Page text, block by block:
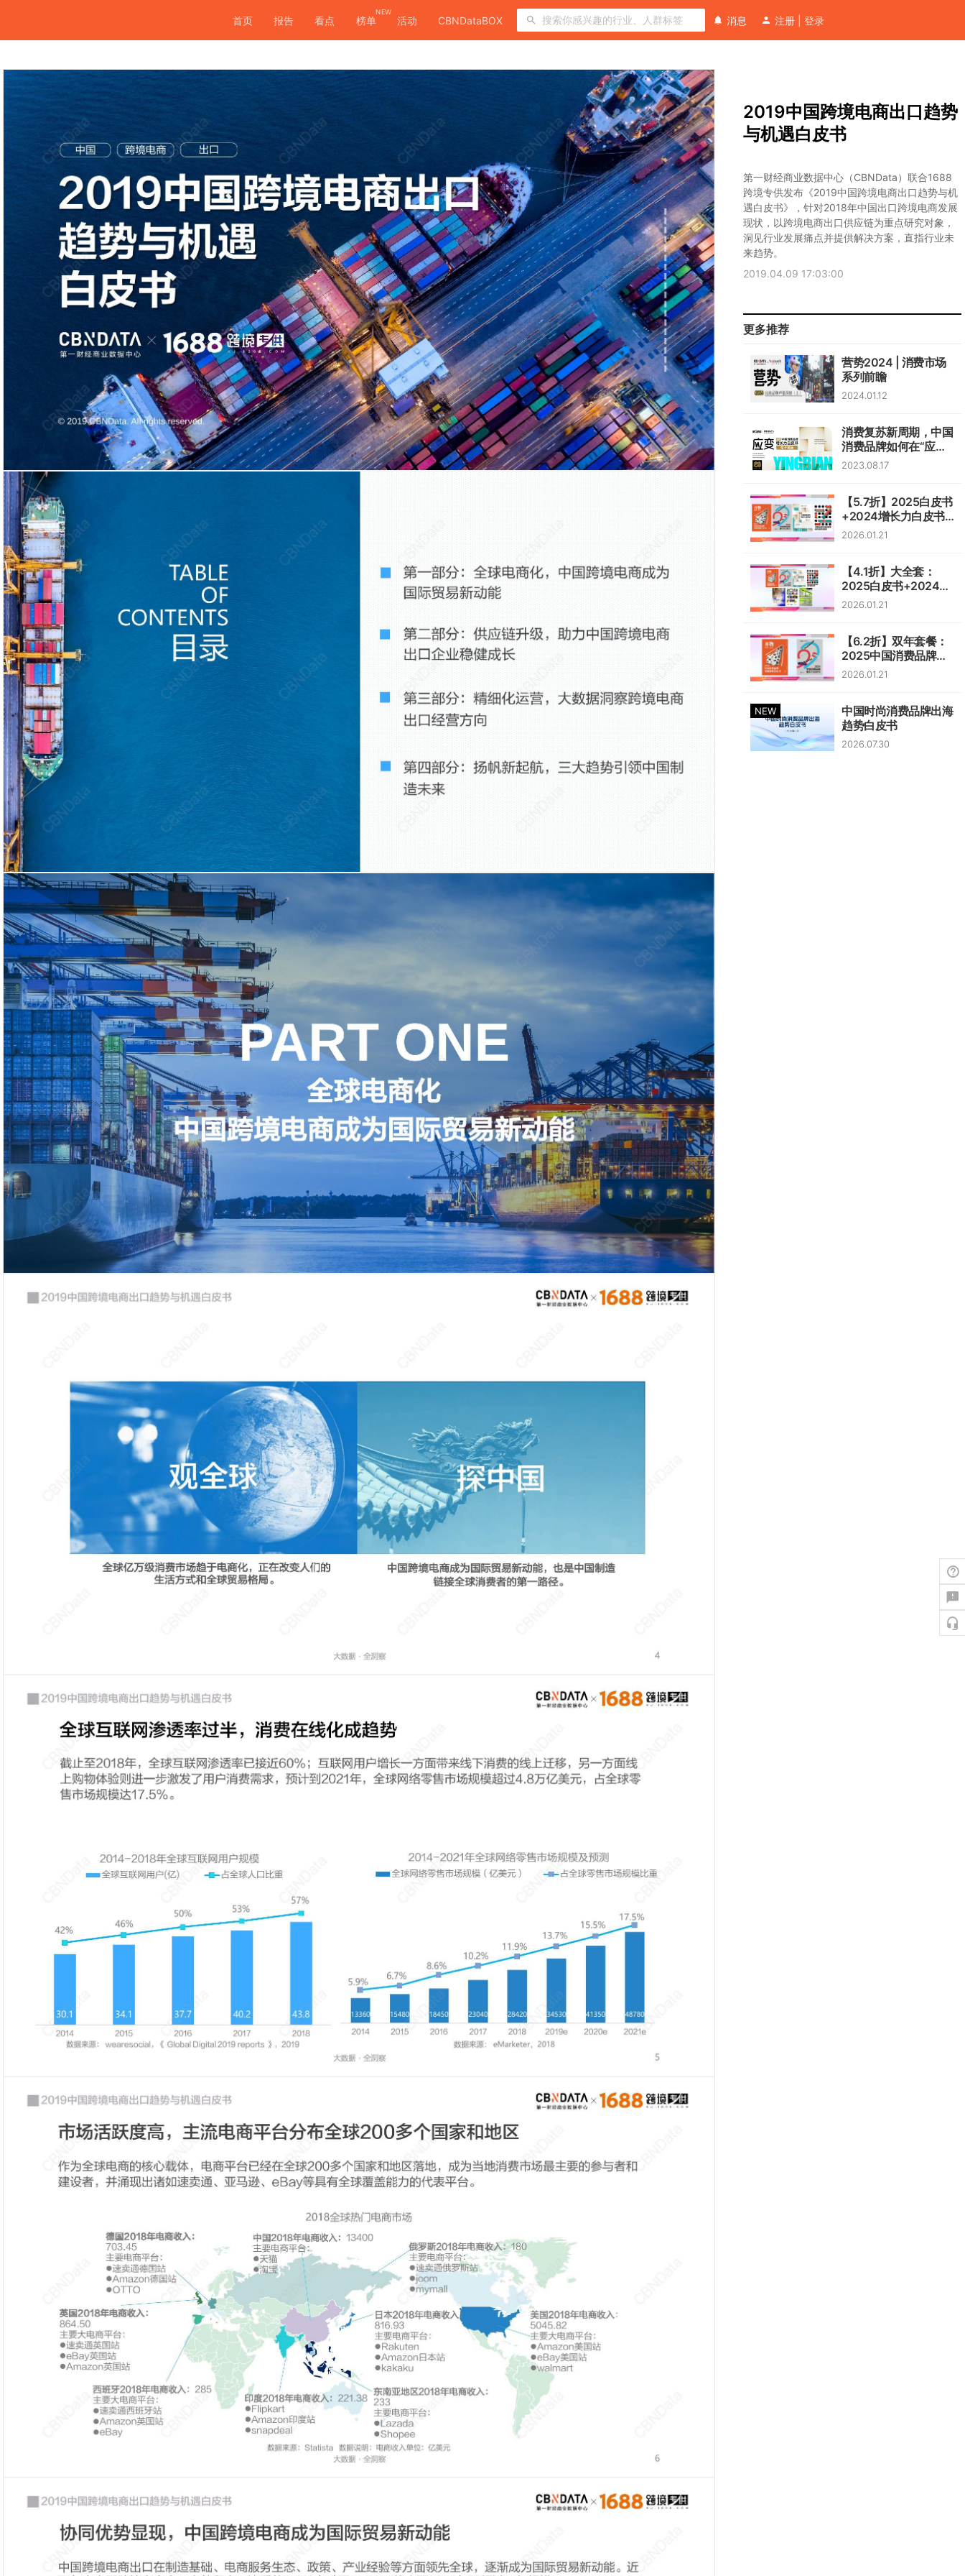
首页 报告 看点 榜单
NEW
活动 CBNDataBOX 消息 注册 登录
2019中国跨境电商出口趋势
与机遇白皮书
第一财经商业数据中心（CBNData）联合1688
跨境专供发布《2019中国跨境电商出口趋势与机
遇白皮书》，针对2018年中国出口跨境电商发展
现状，以跨境电商出口供应链为重点研究对象，
洞见行业发展痛点并提供解决方案，直指行业未
来趋势。
2019.04.09 17:03:00
更多推荐
营势2024 | 消费市场
系列前瞻
2024.01.12
消费复苏新周期，中国
消费品牌如何在“应
变”中韧性生长？
2023.08.17
【5.7折】2025白皮书
+2024增长力白皮书
+2023增长力白皮书
2026.01.21
【4.1折】大全套：
2025白皮书+2024白
皮书+2023全套
2026.01.21
【6.2折】双年套餐：
2025中国消费品牌智
能创新白皮书+2024
2026.01.21
NEW
中国时尚消费品牌出海
趋势白皮书
2026.07.30